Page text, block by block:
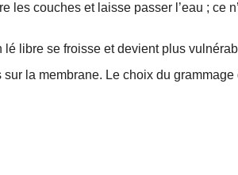
les couches et laisse passer l’eau ; ce
libre se froisse et devient plus
la membrane. Le choix du grammage